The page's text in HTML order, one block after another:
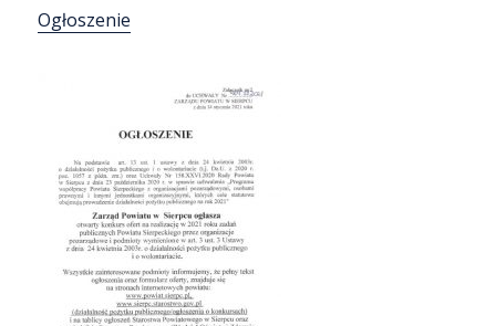
Ogłoszenie